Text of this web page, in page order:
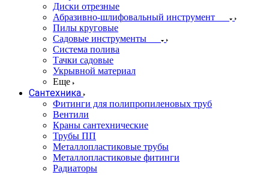
Диски отрезные
Абразивно-шлифовальный инструмент
Пилы круговые
Садовые инструменты
Система полива
Тачки садовые
Укрывной материал
Еще
Сантехника
Фитинги для полипропиленовых труб
Вентили
Краны сантехнические
Трубы ПП
Металлопластиковые трубы
Металлопластиковые фитинги
Радиаторы